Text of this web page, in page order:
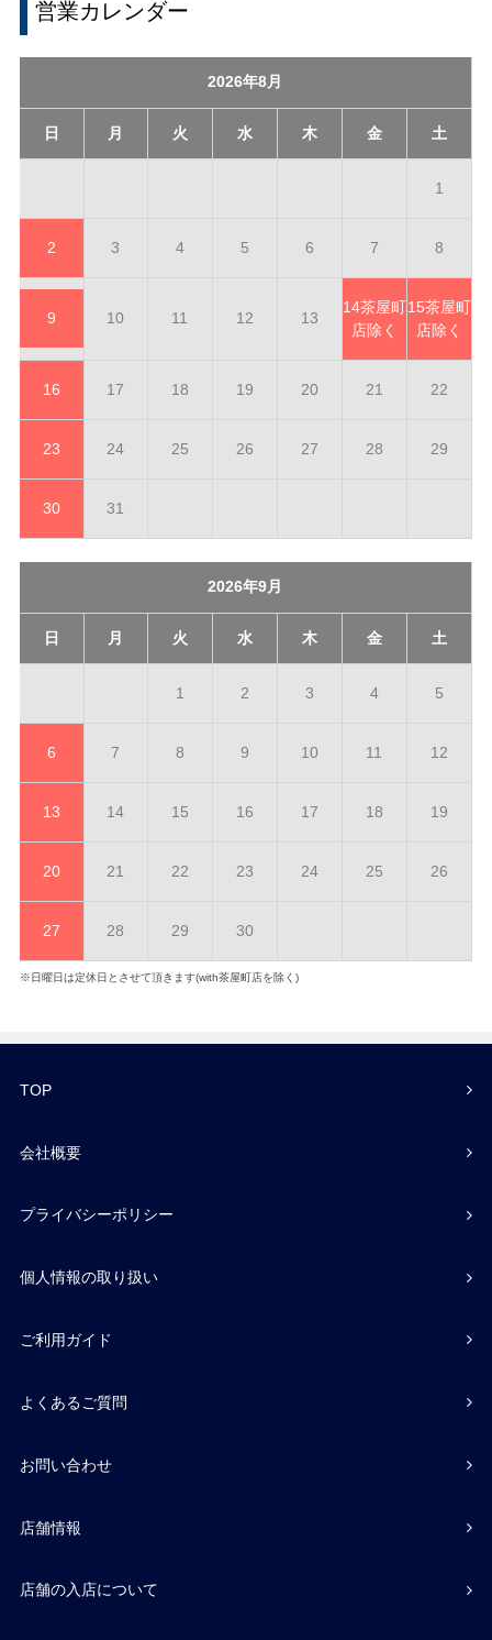
営業カレンダー
2026年8月
日 月 火 水 木 金 土
1
2 3 4 5 6 7 8
9 10 11 12 13
14茶屋町
店除く
15茶屋町
店除く
16 17 18 19 20 21 22
23 24 25 26 27 28 29
30 31
2026年9月
日 月 火 水 木 金 土
1 2 3 4 5
6 7 8 9 10 11 12
13 14 15 16 17 18 19
20 21 22 23 24 25 26
27 28 29 30
※日曜日は定休日とさせて頂きます(with茶屋町店を除く)
TOP
会社概要
プライバシーポリシー
個人情報の取り扱い
ご利用ガイド
よくあるご質問
お問い合わせ
店舗情報
店舗の入店について